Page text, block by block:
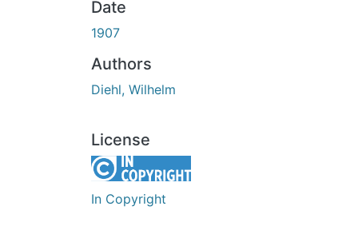
Date
1907
Authors
Diehl, Wilhelm
License
In Copyright